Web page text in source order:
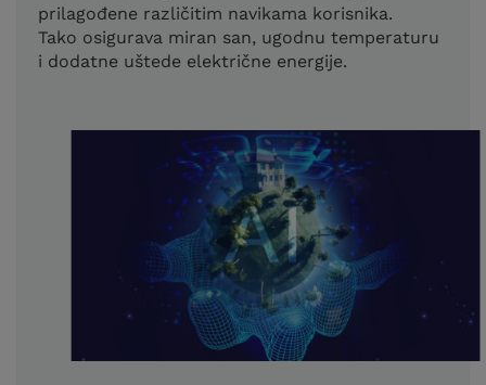
prilagođene različitim navikama korisnika.
Tako osigurava miran san, ugodnu temperaturu
i dodatne uštede električne energije.